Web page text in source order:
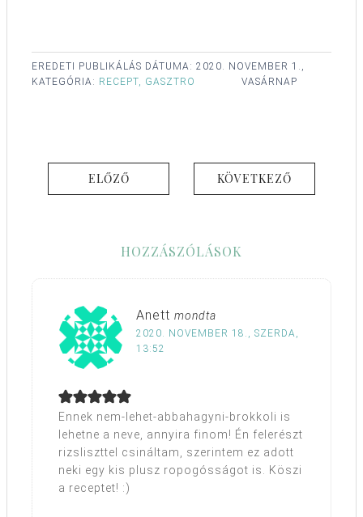
EREDETI PUBLIKÁLÁS DÁTUMA: 2020. NOVEMBER 1.,
VASÁRNAP
KATEGÓRIA: RECEPT, GASZTRO
ELŐZŐ KÖVETKEZŐ
HOZZÁSZÓLÁSOK
Anett mondta
2020. NOVEMBER 18., SZERDA,
13:52
Ennek nem-lehet-abbahagyni-brokkoli is
lehetne a neve, annyira finom! Én felerészt
rizsliszttel csináltam, szerintem ez adott
neki egy kis plusz ropogósságot is. Köszi
a receptet! :)